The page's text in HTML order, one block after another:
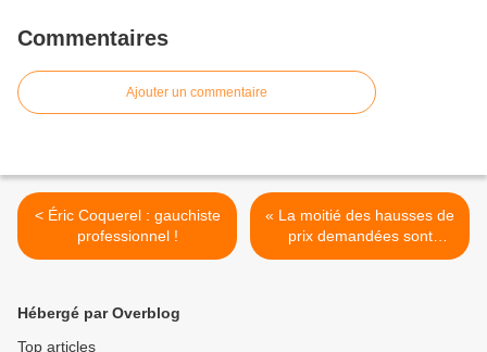
Commentaires
Ajouter un commentaire
< Éric Coquerel : gauchiste
professionnel !
« La moitié des hausses de
prix demandées sont
suspectes », Michel-
Hébergé par Overblog
Top articles